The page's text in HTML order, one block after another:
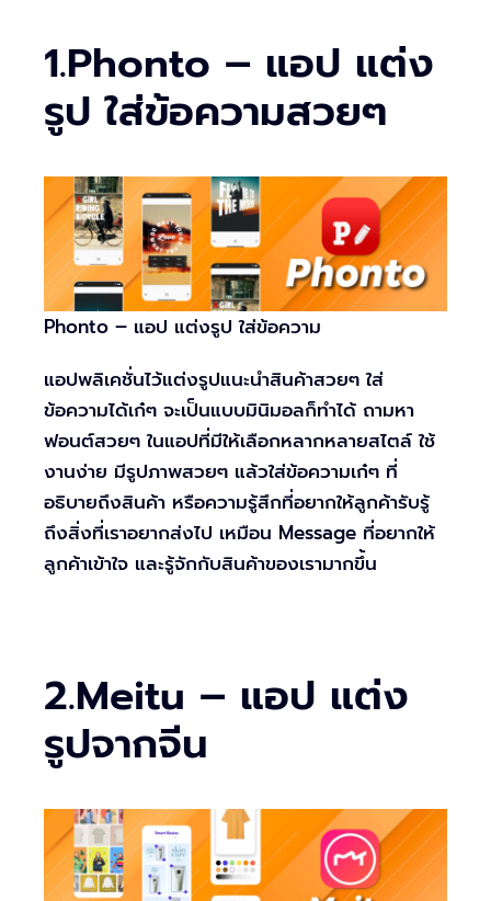
1.Phonto – แอป แต่ง
รูป ใส่ข้อความสวยๆ
Phonto – แอป แต่งรูป ใส่ข้อความ
แอปพลิเคชั่นไว้แต่งรูปแนะนำสินค้าสวยๆ ใส่
ข้อความได้เก๋ๆ จะเป็นแบบมินิมอลก็ทำได้ ถามหา
ฟอนต์สวยๆ ในแอปที่มีให้เลือกหลากหลายสไตล์ ใช้
งานง่าย มีรูปภาพสวยๆ แล้วใส่ข้อความเก๋ๆ ที่
อธิบายถึงสินค้า หรือความรู้สึกที่อยากให้ลูกค้ารับรู้
ถึงสิ่งที่เราอยากส่งไป เหมือน Message ที่อยากให้
ลูกค้าเข้าใจ และรู้จักกับสินค้าของเรามากขึ้น
2.Meitu – แอป แต่ง
รูปจากจีน